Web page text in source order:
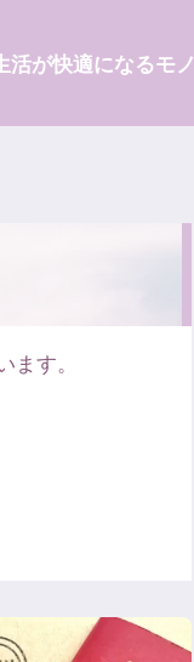
活が快適になるモノ
ます。